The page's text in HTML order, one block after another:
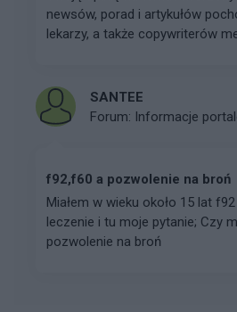
newsów, porad i artykułów
lekarzy, a także copywriterów
SANTEE
Forum: Informacje
f92,f60 a pozwolenie na broń
Miałem w wieku około 15 lat
leczenie i tu moje pytanie; Czy
pozwolenie na broń